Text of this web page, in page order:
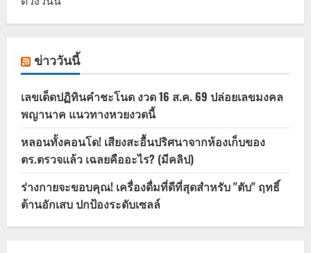
ข่าววันนี้
เลขเด็ดปฏิทินคำชะโนด งวด 16 ส.ค. 69 ปล่อยเลขมงคล
พญานาค แนวทางหวยงวดนี้
หลอนทั้งคอนโด! เสียงสะอื้นปริศนาจากห้องเก็บของ
ตร.ตรวจแล้ว เฉลยคืออะไร? (มีคลิป)
ร่างกายจะขอบคุณ! เครื่องดื่มที่ดีที่สุดสำหรับ "ตับ" ฤทธิ์
ต้านอักเสบ ปกป้องระดับเซลล์